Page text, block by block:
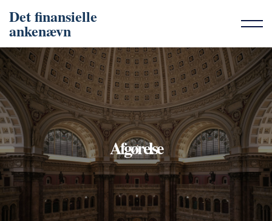
Det finansielle
ankenævn
Afgørelse